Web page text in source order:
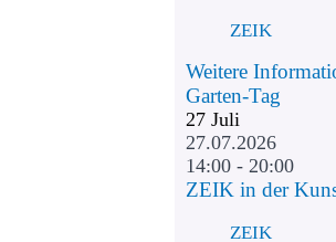
ZEIK
Weitere
Garten-Tag
27 Juli
27.07.2026
14:00 - 20:00
ZEIK in der
ZEIK